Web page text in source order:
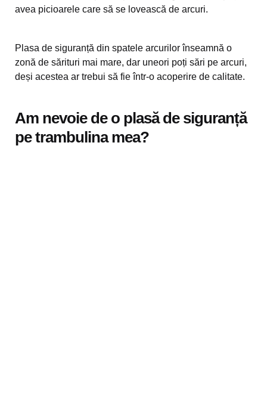
avea picioarele care să se lovească de arcuri.
Plasa de siguranță din spatele arcurilor înseamnă o
zonă de sărituri mai mare, dar uneori poți sări pe arcuri,
deși acestea ar trebui să fie într-o acoperire de calitate.
Am nevoie de o plasă de siguranță
pe trambulina mea?